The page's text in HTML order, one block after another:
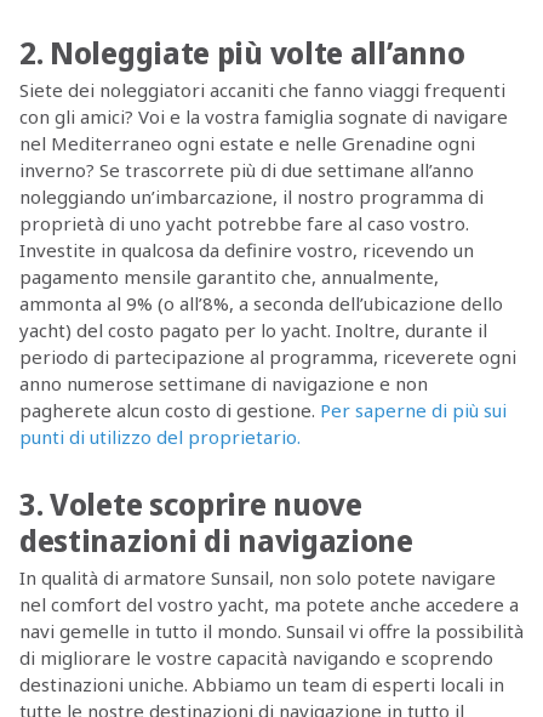
2. Noleggiate più volte all’anno
Siete dei noleggiatori accaniti che fanno viaggi frequenti
con gli amici? Voi e la vostra famiglia sognate di navigare
nel Mediterraneo ogni estate e nelle Grenadine ogni
inverno? Se trascorrete più di due settimane all’anno
noleggiando un’imbarcazione, il nostro programma di
proprietà di uno yacht potrebbe fare al caso vostro.
Investite in qualcosa da definire vostro, ricevendo un
pagamento mensile garantito che, annualmente,
ammonta al 9% (o all’8%, a seconda dell’ubicazione dello
yacht) del costo pagato per lo yacht. Inoltre, durante il
periodo di partecipazione al programma, riceverete ogni
anno numerose settimane di navigazione e non
pagherete alcun costo di gestione. Per saperne di più sui
punti di utilizzo del proprietario.
3. Volete scoprire nuove
destinazioni di navigazione
In qualità di armatore Sunsail, non solo potete navigare
nel comfort del vostro yacht, ma potete anche accedere a
navi gemelle in tutto il mondo. Sunsail vi offre la possibilità
di migliorare le vostre capacità navigando e scoprendo
destinazioni uniche. Abbiamo un team di esperti locali in
tutte le nostre destinazioni di navigazione in tutto il